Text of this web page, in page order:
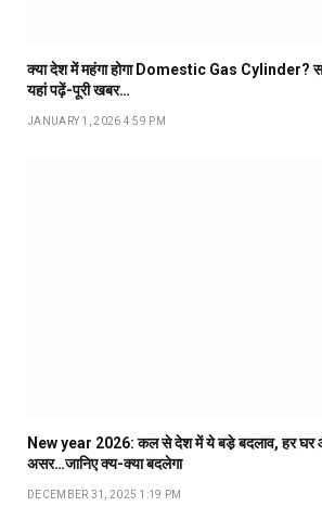
क्या देश में महंगा होगा Domestic Gas Cylinder?
यहां पढ़ें-पूरी खबर…
JANUARY 1, 2026 4:59 PM
New year 2026: कल से देश में ये बडे़ बदलाव, हर घर
असर…जानिए क्य-क्या बदलेगा
DECEMBER 31, 2025 1:19 PM